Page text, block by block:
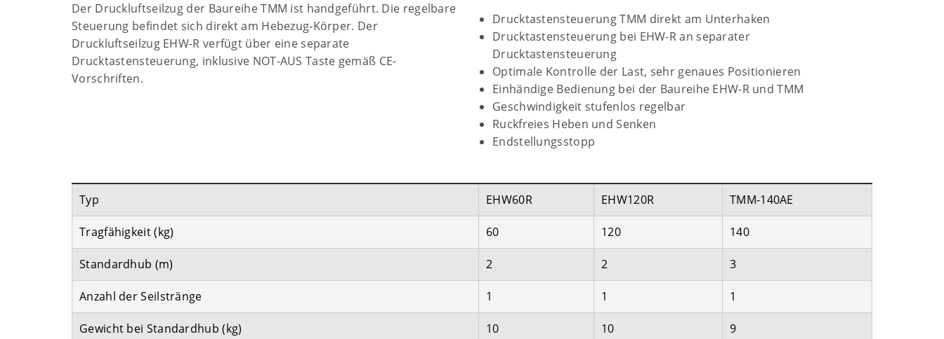
Der Druckluftseilzug der Baureihe TMM ist handgeführt. Die regelbare
Steuerung befindet sich direkt am Hebezug-Körper. Der
Druckluftseilzug EHW-R verfügt über eine separate
Drucktastensteuerung, inklusive NOT-AUS Taste gemäß CE-
Vorschriften.
Drucktastensteuerung TMM direkt am Unterhaken
Drucktastensteuerung bei EHW-R an separater
Drucktastensteuerung
Optimale Kontrolle der Last, sehr genaues Positionieren
Einhändige Bedienung bei der Baureihe EHW-R und TMM
Geschwindigkeit stufenlos regelbar
Ruckfreies Heben und Senken
Endstellungsstopp
Typ EHW60R EHW120R TMM-140AE
Tragfähigkeit (kg) 60 120 140
Standardhub (m) 2 2 3
Anzahl der Seilstränge 1 1 1
Gewicht bei Standardhub (kg) 10 10 9